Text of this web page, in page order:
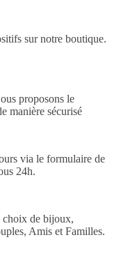
sur notre boutique.
proposons le
manière sécurisé
via le formulaire de
24h.
choix de bijoux,
Amis et Familles.